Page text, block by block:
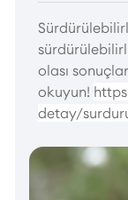
olası
okuyun!
detay/